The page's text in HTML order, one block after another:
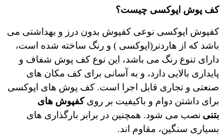
کف پوش اپوکسی چیست؟
کفپوش اپوکسی نوعی کفپوش بدون درز و بهداشتی می
باشد که از هاردنر(اپوکسی ) و رنگ ساخته شده است،
دارای تنوع رنگ می باشد، این نوع کف پوش شفاف و
پایداری بالایی دارد، و به آسانی برای کف مکان های
صنعتی و تجاری قابل اجرا است. کف پوش های اپوکسی
برای داشتن دوام و باکیفیت بر رویکفپوش‌ های
بتنی نصب می ‌شود. همچنین در برابر بارگذاری‌ های
بسیاری سنگین، مقاوم ‌اند.